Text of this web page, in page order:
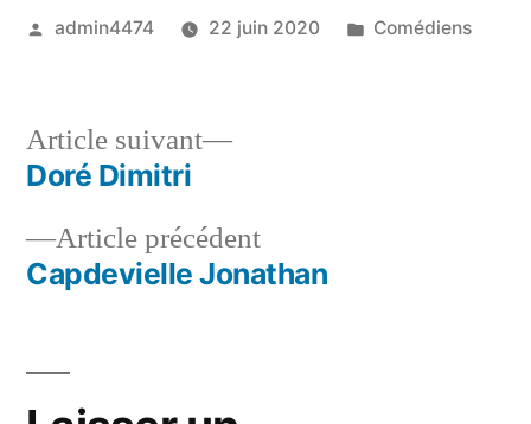
Publié
admin4474 22 juin 2020
Publié
Comédiens
Navigation
de
l’article
Article précédentArticle
précédent :
Capdevielle Jonathan
Article suivant
Article
Doré Dimitri